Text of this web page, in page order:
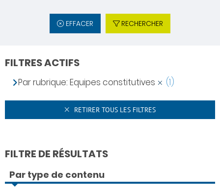
EFFACER RECHERCHER
FILTRES ACTIFS
Par rubrique: Equipes constitutives (1)
RETIRER TOUS LES FILTRES
FILTRE DE RÉSULTATS
Par type de contenu